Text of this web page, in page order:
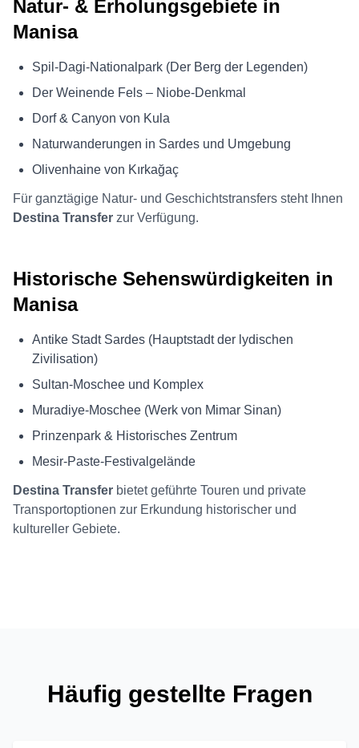
Natur- & Erholungsgebiete in
Manisa
Spil-Dagi-Nationalpark (Der Berg der Legenden)
Der Weinende Fels – Niobe-Denkmal
Dorf & Canyon von Kula
Naturwanderungen in Sardes und Umgebung
Olivenhaine von Kırkağaç
Für ganztägige Natur- und Geschichtstransfers steht Ihnen
Destina Transfer zur Verfügung.
Historische Sehenswürdigkeiten in
Manisa
Antike Stadt Sardes (Hauptstadt der lydischen
Zivilisation)
Sultan-Moschee und Komplex
Muradiye-Moschee (Werk von Mimar Sinan)
Prinzenpark & Historisches Zentrum
Mesir-Paste-Festivalgelände
Destina Transfer bietet geführte Touren und private
Transportoptionen zur Erkundung historischer und
kultureller Gebiete.
Häufig gestellte Fragen